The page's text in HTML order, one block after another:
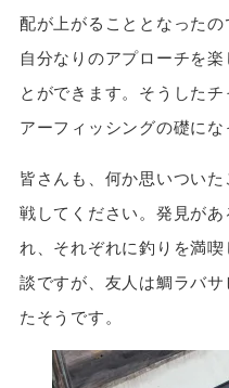
配が上がることとなった
自分なりのアプローチを
とができます。そうした
アーフィッシングの礎にな
皆さんも、何か思いつい
戦してください。発見が
れ、それぞれに釣りを満
談ですが、友人は鯛ラバ
たそうです。